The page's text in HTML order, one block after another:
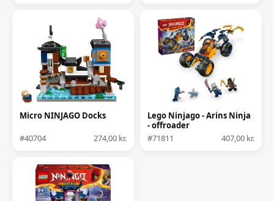
Micro NINJAGO Docks
#40704 274,00 kr.
Lego Ninjago - Arins Ninja
- offroader
#71811
407,00 kr.